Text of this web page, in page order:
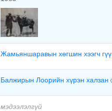
Жамьяншаравын хөгшин хээгч гүү
Балжирын Лоорийн хүрэн халзан
мэдээлэлгүй